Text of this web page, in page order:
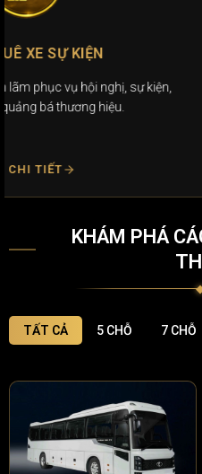
Giải pháp tối ưu chi phí dành
có nhu cầu sử dụng xe dài
KHÁM PHÁ
TẤT CẢ 5 CHỖ 7 CHỖ